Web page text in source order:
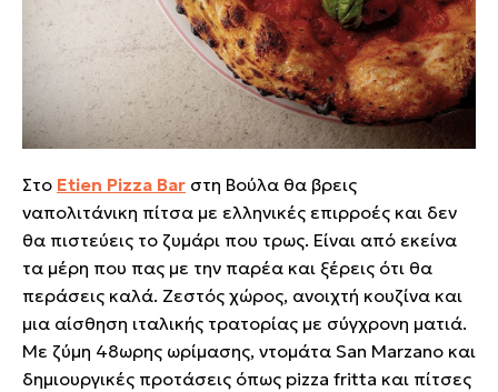
Στο Etien Pizza Bar στη Βούλα θα βρεις
ναπολιτάνικη πίτσα με ελληνικές επιρροές και δεν
θα πιστεύεις το ζυμάρι που τρως. Είναι από εκείνα
τα μέρη που πας με την παρέα και ξέρεις ότι θα
περάσεις καλά. Ζεστός χώρος, ανοιχτή κουζίνα και
μια αίσθηση ιταλικής τρατορίας με σύγχρονη ματιά.
Με ζύμη 48ωρης ωρίμασης, ντομάτα San Marzano και
δημιουργικές προτάσεις όπως pizza fritta και πίτσες